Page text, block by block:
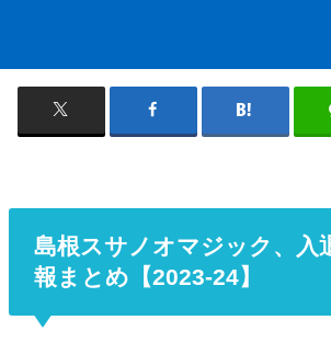
島根スサノオマジック、入
報まとめ【2023-24】